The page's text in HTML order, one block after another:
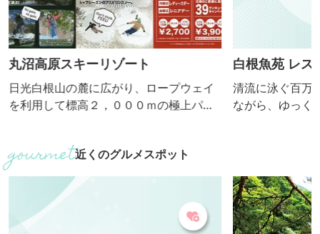
丸沼高原スキーリゾート
日光白根山の麓に広がり、ロープウェイ
を利用して標高２，０００ｍの極上パウ
上旬まで滑れます。
白根魚苑 レス
清流に泳ぐ百万
ながら、ゆっく
近くのグルメスポット